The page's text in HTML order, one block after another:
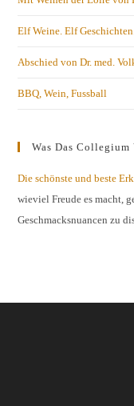
Elf Weine. Elf
Abschied von Dr. med.
BBQ, Wein, Fussball
Was Das
Die schönste und beste
wieviel Freude es macht,
Geschmacksnuancen zu